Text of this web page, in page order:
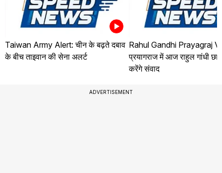
Taiwan Army Alert: चीन के बढ़ते दबाव
के बीच ताइवान की सेना अलर्ट
Rahul Gandhi Prayagraj
प्रयागराज में आज राहुल गांधी
करेंगे संवाद
ADVERTISEMENT